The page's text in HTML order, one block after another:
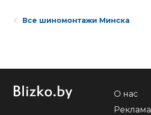
Все шиномонтажи Минска
О нас
Реклама